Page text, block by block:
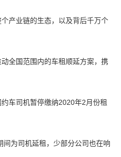
产业链的生态，以及背后千万个
全国范围内的车租顺延方案，携
车司机暂停缴纳2020年2月份租
为司机延租，少部分公司也在响